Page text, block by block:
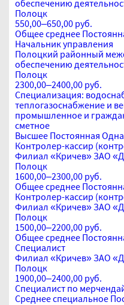
обеспечению
Полоцк
550,00–650,00 руб.
Общее среднее
Начальник управления
Полоцкий районный
обеспечению
Полоцк
2300,00–2400,00 руб.
Специализация:
теплогазоснабжение и
промышленное и
сметное
Высшее Постоянная
Контролер-кассир
Филиал «Кричев» ЗАО
Полоцк
1600,00–2300,00 руб.
Общее среднее
Контролер-кассир
Филиал «Кричев» ЗАО
Полоцк
1500,00–2200,00 руб.
Общее среднее
Специалист
Филиал «Кричев» ЗАО
Полоцк
1900,00–2400,00 руб.
Специалист по
Среднее специальное